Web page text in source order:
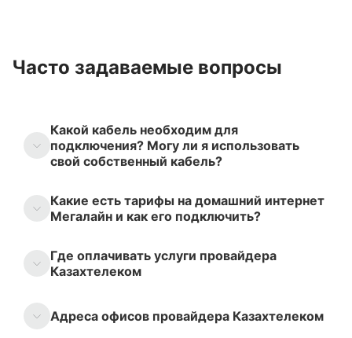
Часто задаваемые вопросы
Какой кабель необходим для
подключения? Могу ли я использовать
свой собственный кабель?
Какие есть тарифы на домашний интернет
Мегалайн и как его подключить?
Где оплачивать услуги провайдера
Казахтелеком
Адреса офисов провайдера Казахтелеком